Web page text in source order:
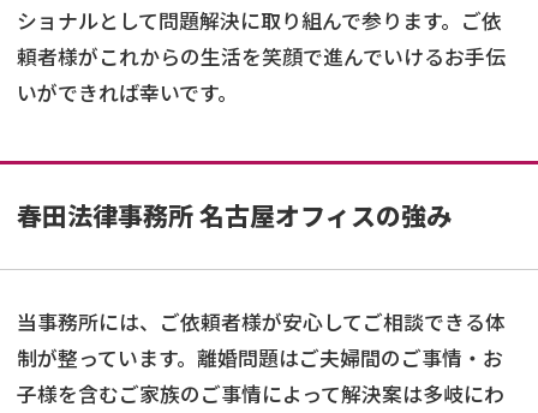
ショナルとして問題解決に取り組んで参ります。ご依
頼者様がこれからの生活を笑顔で進んでいけるお手伝
いができれば幸いです。
春田法律事務所 名古屋オフィスの強み
当事務所には、ご依頼者様が安心してご相談できる体
制が整っています。離婚問題はご夫婦間のご事情・お
子様を含むご家族のご事情によって解決案は多岐にわ